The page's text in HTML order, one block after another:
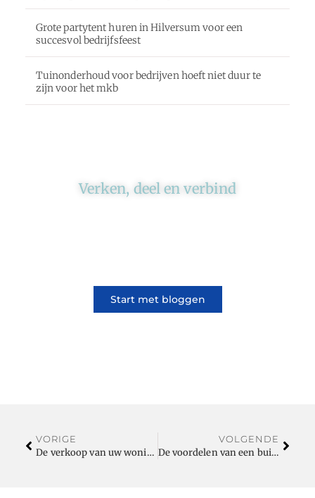
Grote partytent huren in Hilversum voor een
succesvol bedrijfsfeest
Tuinonderhoud voor bedrijven hoeft niet duur te
zijn voor het mkb
Verken, deel en verbind
Start met bloggen
VORIGE
De verkoop van uw woning in Amstelveen
VOLGENDE
De voordelen van een buitenlandse stage